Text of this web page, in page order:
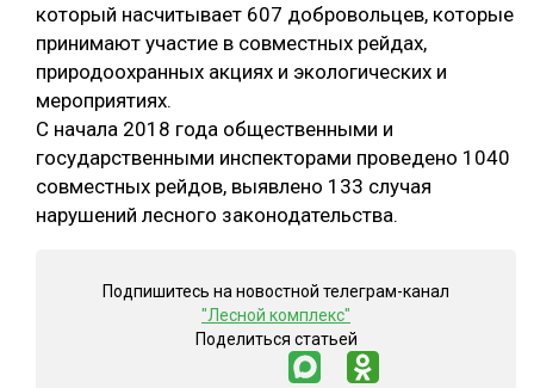
ПРОИЗВОДСТВО ДРЕВЕСНЫХ ПЛИТ
ЦБП
КОМПЛЕКСНАЯ ПЕРЕРАБОТКА
ЛЕСОПИЛЕНИЕ
БЕЗОПАСНОЕ ПРОИЗВОДСТВО
СОРТИРОВКА ДРЕВЕСИНЫ
ПОДБОРКИ СТАТЕЙ
который насчитывает 607 добровольцев, которые
принимают участие в совместных рейдах,
природоохранных акциях и экологических и
мероприятиях.
С начала 2018 года общественными и
государственными инспекторами проведено 1040
совместных рейдов, выявлено 133 случая
нарушений лесного законодательства.
Подпишитесь на новостной телеграм-канал
"Лесной комплекс"
Поделиться статьей